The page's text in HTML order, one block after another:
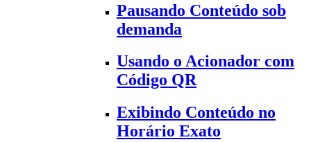
Pausando Conteúdo sob
demanda
Usando o Acionador com
Código QR
Exibindo Conteúdo no
Horário Exato